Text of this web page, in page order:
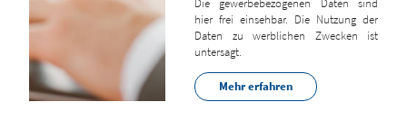
Die gewerbebezogenen Daten sind
hier frei einsehbar. Die Nutzung der
Daten zu werblichen Zwecken ist
untersagt.
Mehr erfahren